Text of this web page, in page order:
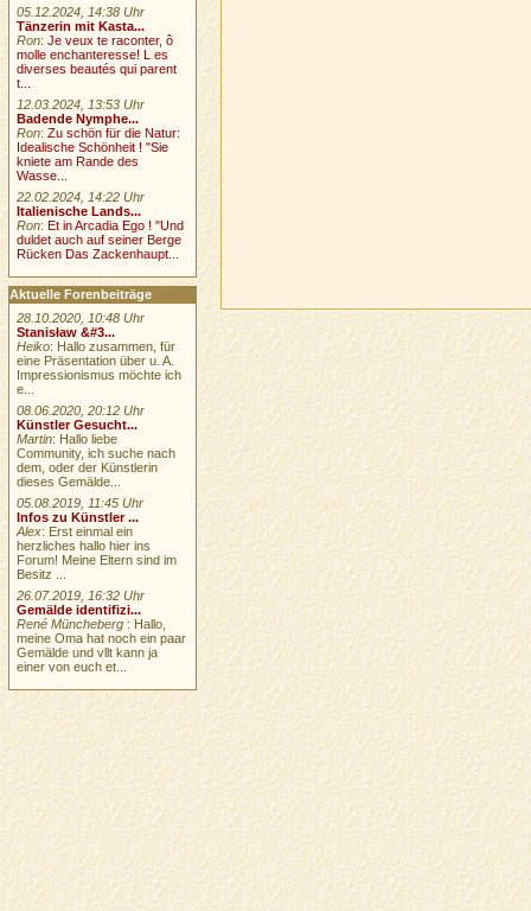
05.12.2024, 14:38 Uhr
Tänzerin mit Kasta...
Ron:Je veux te raconter, ô
molle enchanteresse! L es
diverses beautés qui parent
t...
12.03.2024, 13:53 Uhr
Badende Nymphe...
Ron:Zu schön für die Natur:
Idealische Schönheit ! "Sie
kniete am Rande des
Wasse...
22.02.2024, 14:22 Uhr
Italienische Lands...
Ron:Et in Arcadia Ego ! "Und
duldet auch auf seiner Berge
Rücken Das Zackenhaupt...
Aktuelle Forenbeiträge
28.10.2020, 10:48 Uhr
Stanisław &#3...
Heiko: Hallo zusammen, für
eine Präsentation über u. A.
Impressionismus möchte ich
e...
08.06.2020, 20:12 Uhr
Künstler Gesucht...
Martin: Hallo liebe
Community, ich suche nach
dem, oder der Künstlerin
dieses Gemälde...
05.08.2019, 11:45 Uhr
Infos zu Künstler ...
Alex: Erst einmal ein
herzliches hallo hier ins
Forum! Meine Eltern sind im
Besitz ...
26.07.2019, 16:32 Uhr
Gemälde identifizi...
René Müncheberg : Hallo,
meine Oma hat noch ein paar
Gemälde und vllt kann ja
einer von euch et...